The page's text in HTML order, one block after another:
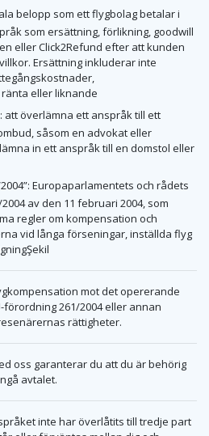
belopp som ett flygbolag betalar i
som ersättning, förlikning, goodwill
eller Click2Refund efter att kunden
Ersättning inkluderar inte
eller liknande
att överlämna ett anspråk till ett
såsom en advokat eller
in ett anspråk till en domstol eller
Europaparlamentets och rådets
av den 11 februari 2004, som
regler om kompensation och
vid långa förseningar, inställda flyg
mot det opererande
261/2004 eller annan
rättigheter.
oss garanterar du att du är behörig
avtalet.
inte har överlåtits till tredje part